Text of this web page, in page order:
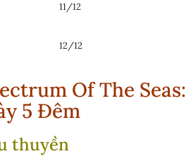
11/12
12/12
Of The Seas:
5 Đêm
thuyền